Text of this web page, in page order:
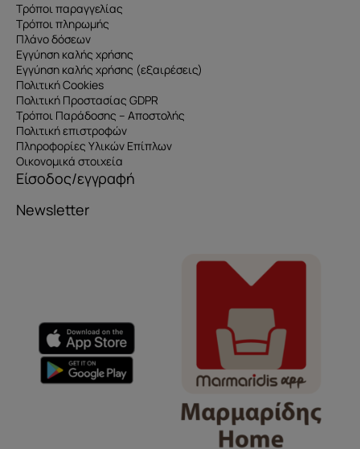
e-mail
Το μήνυμά σας
Τρόποι παραγγελίας
Τρόποι πληρωμής
Πλάνο δόσεων
Εγγύηση καλής χρήσης
Εγγύηση καλής χρήσης (εξαιρέσεις)
Πολιτική Cookies
Πολιτική Προστασίας GDPR
Τρόποι Παράδοσης – Αποστολής
Πολιτική επιστροφών
Πληροφορίες Υλικών Επίπλων
Οικονομικά στοιχεία
Είσοδος/εγγραφή
Newsletter